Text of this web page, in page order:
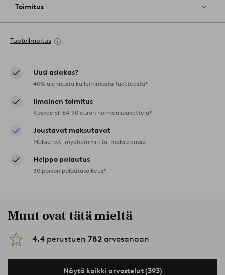
Toimitus
Tuoteilmoitus
Uusi asiakas?
40% alennusta kalleimmasta tuotteesta*
Ilmainen toimitus
Koskee yli 64,90 euron normaalipaketteja*
Joustavat maksutavat
Maksa nyt, myöhemmin tai maksa erissä
Helppo palautus
30 päivän palautusoikeus*
Muut ovat tätä mieltä
4.4 perustuen 782 arvosanaan
Näytä kaikki arvostelut (393)